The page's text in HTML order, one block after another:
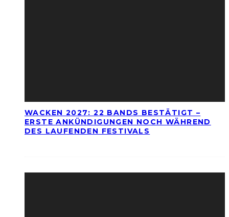
WACKEN 2027: 22 BANDS BESTÄTIGT –
ERSTE ANKÜNDIGUNGEN NOCH WÄHREND
DES LAUFENDEN FESTIVALS